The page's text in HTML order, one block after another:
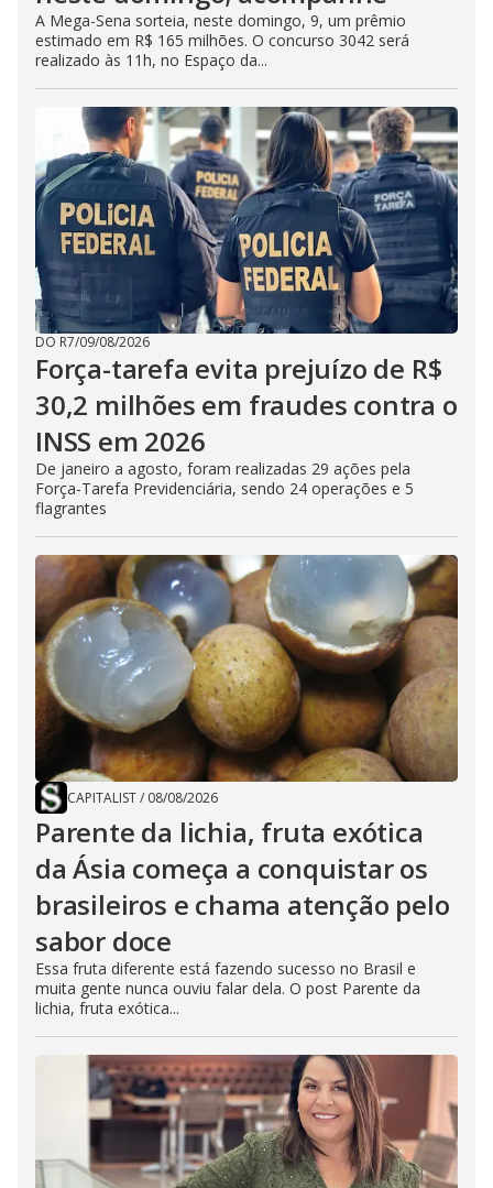
A Mega-Sena sorteia, neste domingo, 9, um prêmio
estimado em R$ 165 milhões. O concurso 3042 será
realizado às 11h, no Espaço da...
DO R7/09/08/2026
Força-tarefa evita prejuízo de R$
30,2 milhões em fraudes contra o
INSS em 2026
De janeiro a agosto, foram realizadas 29 ações pela
Força-Tarefa Previdenciária, sendo 24 operações e 5
flagrantes
CAPITALIST/ 08/08/2026
Parente da lichia, fruta exótica
da Ásia começa a conquistar os
brasileiros e chama atenção pelo
sabor doce
Essa fruta diferente está fazendo sucesso no Brasil e
muita gente nunca ouviu falar dela. O post Parente da
lichia, fruta exótica...